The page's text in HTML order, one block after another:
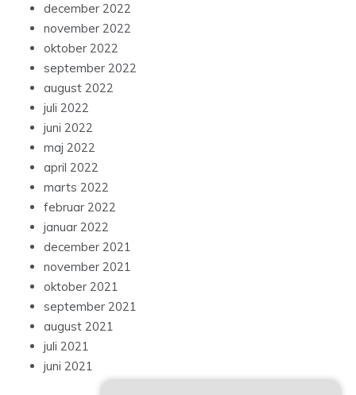
december 2022
november 2022
oktober 2022
september 2022
august 2022
juli 2022
juni 2022
maj 2022
april 2022
marts 2022
februar 2022
januar 2022
december 2021
november 2021
oktober 2021
september 2021
august 2021
juli 2021
juni 2021